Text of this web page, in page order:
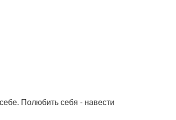
Полюбить себя - навести